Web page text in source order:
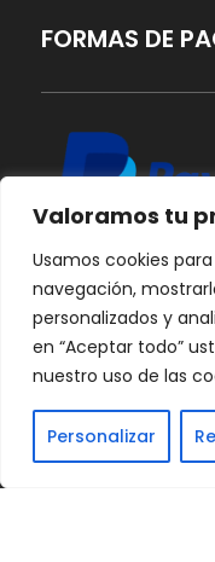
Valoramos tu
Usamos cookies
navegación,
personalizados y
en “Aceptar todo”
nuestro uso de las
Personalizar
FORMAS DE